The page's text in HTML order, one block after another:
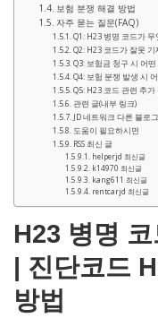
보험 분쟁 해결 방법
자주 묻는 질문(FAQ)
Q1: H23 병명 코드가 무
Q2: H23 코드가 잘못
Q3: 보험금 청구 시 어
Q4: 보험 분쟁 발생 시
Q5: H23 코드 관련 추
관련 글(내부 링크)
JD 네트워크 다른 블로
도움이 필요하시면
RSS 최신 글
helperjd 최신글
k14970 최신글
kang611 최신글
rentcarjd 최신글
H23 병명
| 진단코드
방법